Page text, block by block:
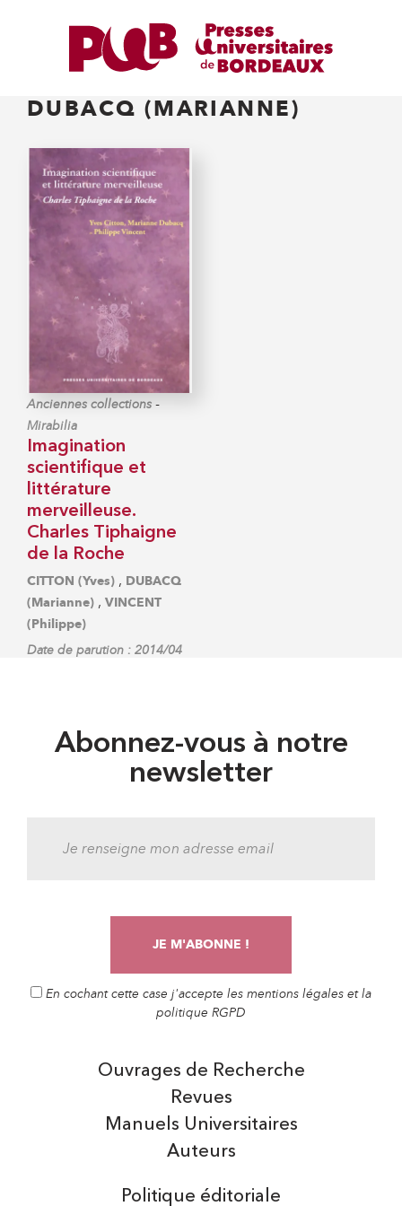
DUBACQ (MARIANNE)
Anciennes collections -
Mirabilia
Imagination
scientifique et
littérature
merveilleuse.
Charles Tiphaigne
de la Roche
CITTON (Yves) , DUBACQ
(Marianne) , VINCENT
(Philippe)
Date de parution : 2014/04
Abonnez-vous à notre
newsletter
En cochant cette case j'accepte les mentions légales et la
politique RGPD
Auteurs
Manuels Universitaires
Ouvrages de Recherche
Revues
Politique éditoriale